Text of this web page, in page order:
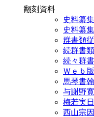
翻刻資料
史料纂
史料纂
群書類従
続群書
続々群
Ｗｅｂ
馬琴書
与謝野
梅若実
西山宗